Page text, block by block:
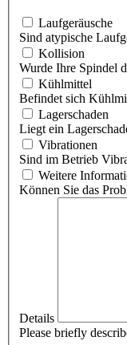
Laufgeräusche
Sind atypische
Kollision
Wurde Ihre Spindel
Kühlmittel
Befindet sich
Lagerschaden
Liegt ein
Vibrationen
Sind im Betrieb
Weitere
Können Sie das
Details
Please briefly